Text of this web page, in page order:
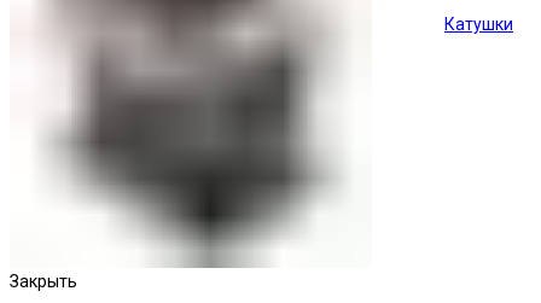
Катушки
Кнопки управления
Закрыть